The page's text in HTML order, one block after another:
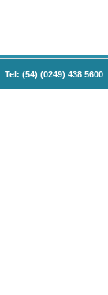
Tel: (54) (0249) 438 5600